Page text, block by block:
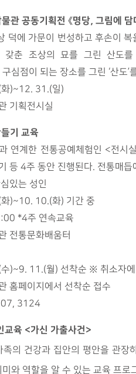
공동기획전 《명당, 그림에 담
덕에 가문이 번성하고 후손이
갖춘 조상의 묘를 그린 산도
심점이 되는 장소를 그린 ‘산도
)~12. 31.(일)
기획전시실
기 교육
과 연계한 전통공예체험인 <전
등 4주 동안 진행된다. 전통매
있는 성인
)~10. 10.(화) 기간 중
*4주 연속교육
전통문화배움터
)~9. 11.(월) 선착순 ※ 취소자에
홈페이지에서 선착순 접수
3124
교육 <가신 가출사건>
족의 건강과 집안의 평안을 관
미와 역할을 알 수 있는 교육 프로